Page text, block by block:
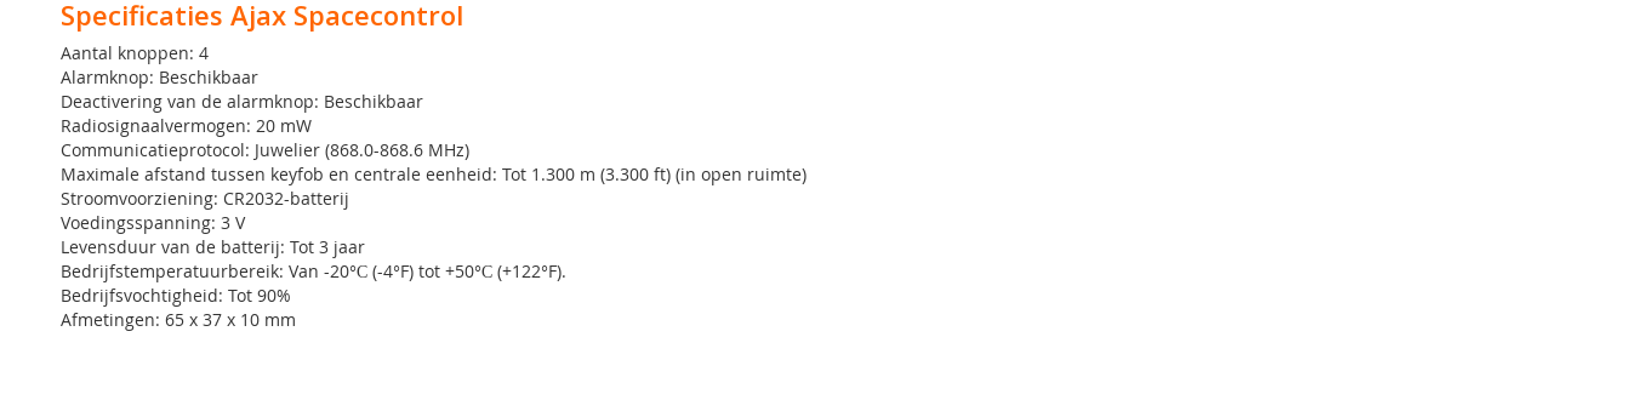
Specificaties Ajax Spacecontrol
Aantal knoppen: 4
Alarmknop: Beschikbaar
Deactivering van de alarmknop: Beschikbaar
Radiosignaalvermogen: 20 mW
Communicatieprotocol: Juwelier (868.0-868.6 MHz)
Maximale afstand tussen keyfob en centrale eenheid: Tot 1.300 m (3.300 ft) (in open ruimte)
Stroomvoorziening: CR2032-batterij
Voedingsspanning: 3 V
Levensduur van de batterij: Tot 3 jaar
Bedrijfstemperatuurbereik: Van -20°С (-4°F) tot +50°С (+122°F).
Bedrijfsvochtigheid: Tot 90%
Afmetingen: 65 x 37 x 10 mm